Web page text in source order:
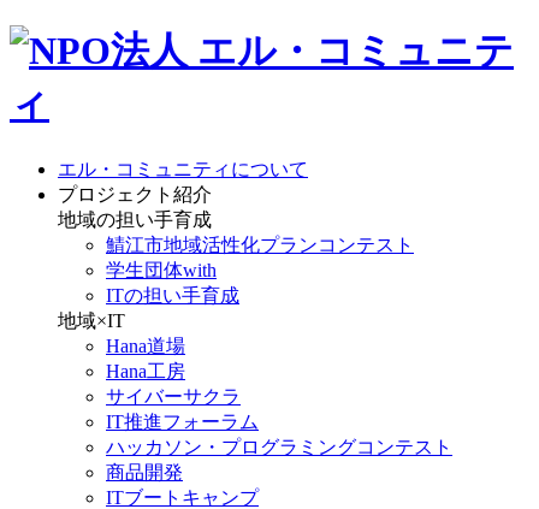
エル・コミュニティについて
プロジェクト紹介
地域の担い手育成
鯖江市地域活性化プランコンテスト
学生団体with
ITの担い手育成
地域×IT
Hana道場
Hana工房
サイバーサクラ
IT推進フォーラム
ハッカソン・プログラミングコンテスト
商品開発
ITブートキャンプ